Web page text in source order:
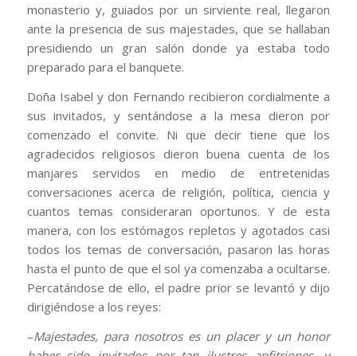
monasterio y, guiados por un sirviente real, llegaron
ante la presencia de sus majestades, que se hallaban
presidiendo un gran salón donde ya estaba todo
preparado para el banquete.
Doña Isabel y don Fernando recibieron cordialmente a
sus invitados, y sentándose a la mesa dieron por
comenzado el convite. Ni que decir tiene que los
agradecidos religiosos dieron buena cuenta de los
manjares servidos en medio de entretenidas
conversaciones acerca de religión, política, ciencia y
cuantos temas consideraran oportunos. Y de esta
manera, con los estómagos repletos y agotados casi
todos los temas de conversación, pasaron las horas
hasta el punto de que el sol ya comenzaba a ocultarse.
Percatándose de ello, el padre prior se levantó y dijo
dirigiéndose a los reyes:
–Majestades, para nosotros es un placer y un honor